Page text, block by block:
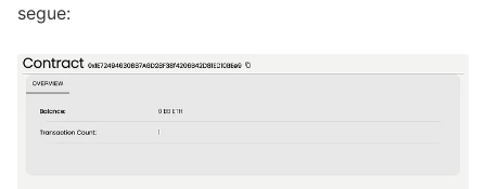
segue: